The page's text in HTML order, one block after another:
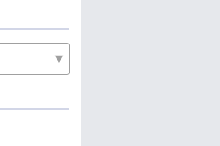
－
1ヶ月
鹿島神宮駅 徒歩131分